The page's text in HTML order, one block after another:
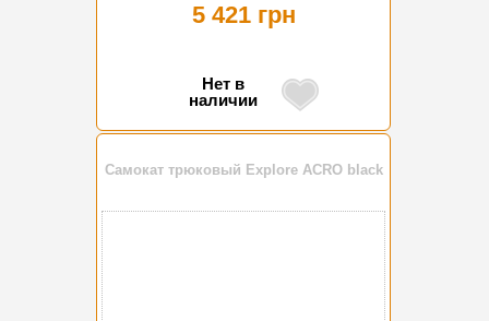
5 421 грн
Нет в
наличии
Самокат трюковый Explore ACRO black